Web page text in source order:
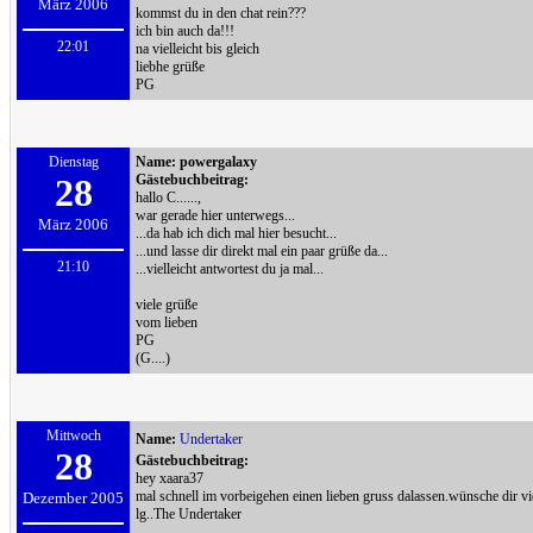
März 2006
22:01
kommst du in den chat rein???
ich bin auch da!!!
na vielleicht bis gleich
liebhe grüße
PG
Dienstag
28
März 2006
21:10
Name: powergalaxy
Gästebuchbeitrag:
hallo C......,
war gerade hier unterwegs...
...da hab ich dich mal hier besucht...
...und lasse dir direkt mal ein paar grüße da...
...vielleicht antwortest du ja mal...
viele grüße
vom lieben
PG
(G....)
Mittwoch
28
Dezember 2005
Name: Undertaker
Gästebuchbeitrag:
hey xaara37
mal schnell im vorbeigehen einen lieben gruss dalassen.wünsche dir
lg..The Undertaker